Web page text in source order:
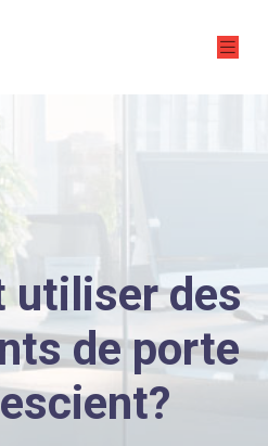
utiliser des
de porte